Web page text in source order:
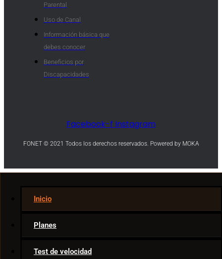
Internet
Telecom News
Smart Home
Inicio
Planes
Test de velocidad
Parental
Uso de Canal
Información básica que
debes conocer
Beneficios por
Discapacidades​
Facebook-f Instagram
FONET © 2021 Todos los derechos reservados. Powered by MOKA